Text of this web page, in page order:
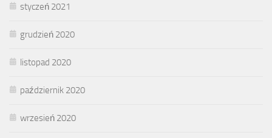
styczeń 2021
grudzień 2020
listopad 2020
październik 2020
wrzesień 2020